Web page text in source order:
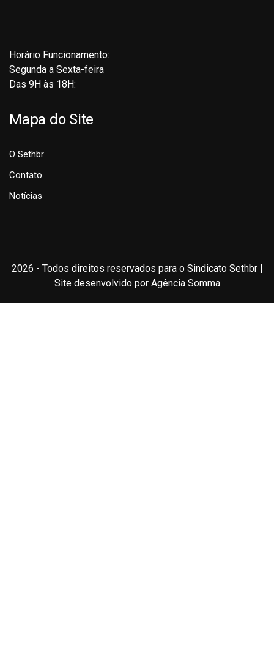
Horário Funcionamento:
Segunda a Sexta-feira
Das 9H às 18H:
Mapa do Site
O Sethbr
Contato
Notícias
2026 - Todos direitos reservados para o Sindicato Sethbr |
Site desenvolvido por Agência Somma